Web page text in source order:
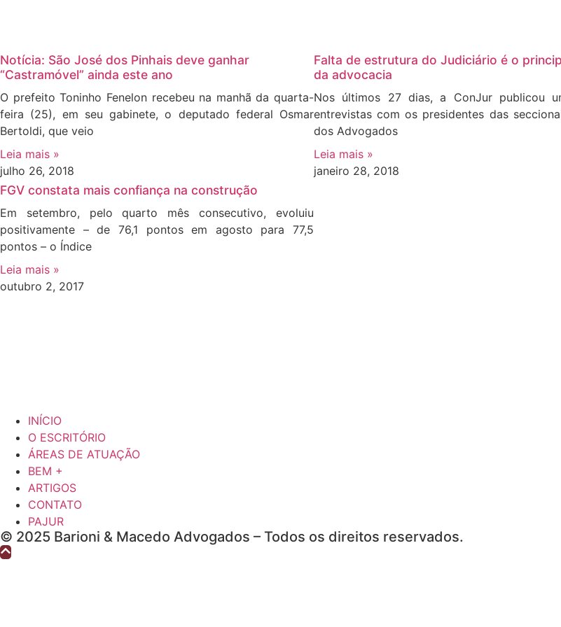
Notícia: São José dos Pinhais deve ganhar
“Castramóvel” ainda este ano
O prefeito Toninho Fenelon recebeu na manhã da quarta-
feira (25), em seu gabinete, o deputado federal Osmar
Bertoldi, que veio
Leia mais »
julho 26, 2018
Falta de estrutura do Judiciário é o
da advocacia
Nos últimos 27 dias, a ConJur publicou
entrevistas com os presidentes das
dos Advogados
Leia mais »
janeiro 28, 2018
FGV constata mais confiança na construção
Em setembro, pelo quarto mês consecutivo, evoluiu
positivamente – de 76,1 pontos em agosto para 77,5
pontos – o Índice
Leia mais »
outubro 2, 2017
INÍCIO
O ESCRITÓRIO
ÁREAS DE ATUAÇÃO
BEM +
ARTIGOS
CONTATO
PAJUR
© 2025 Barioni & Macedo Advogados – Todos os direitos reservados.